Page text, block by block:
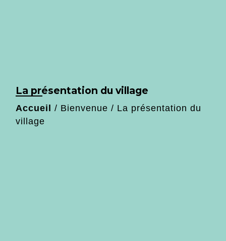
La présentation du village
Accueil / Bienvenue / La présentation du
village